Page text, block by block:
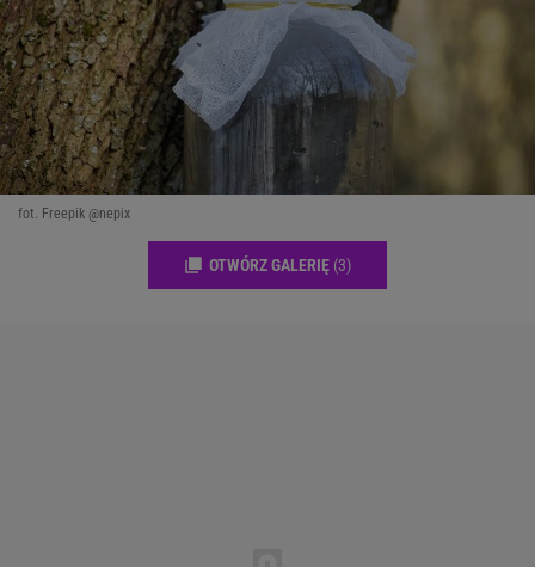
fot. Freepik @nepix
OTWÓRZ GALERIĘ (3)